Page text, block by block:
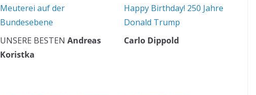
Meuterei auf der
Bundesebene
UNSERE BESTENAndreas
Koristka
Happy Birthday! 250 Jahre
Donald Trump
Carlo Dippold